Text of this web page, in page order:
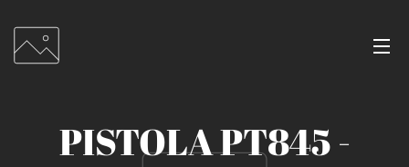
PISTOLA PT845 -